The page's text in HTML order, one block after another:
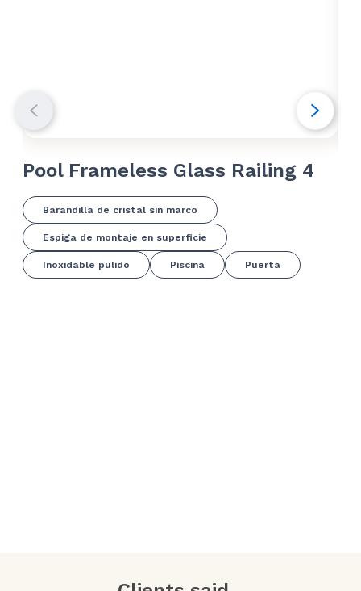
Pool Frameless Glass Railing 4
Barandilla de cristal sin marco
Espiga de montaje en superficie
Inoxidable pulido Piscina Puerta